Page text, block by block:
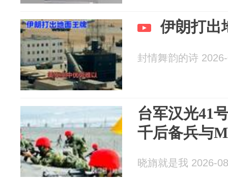
伊朗打出
封情舞韵的诗
台军汉光41
千后备兵与
晓旓就是我 2026-